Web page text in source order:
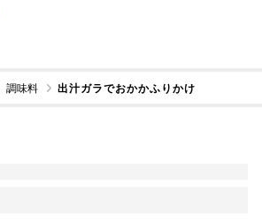
調味料 出汁ガラでおかかふりかけ